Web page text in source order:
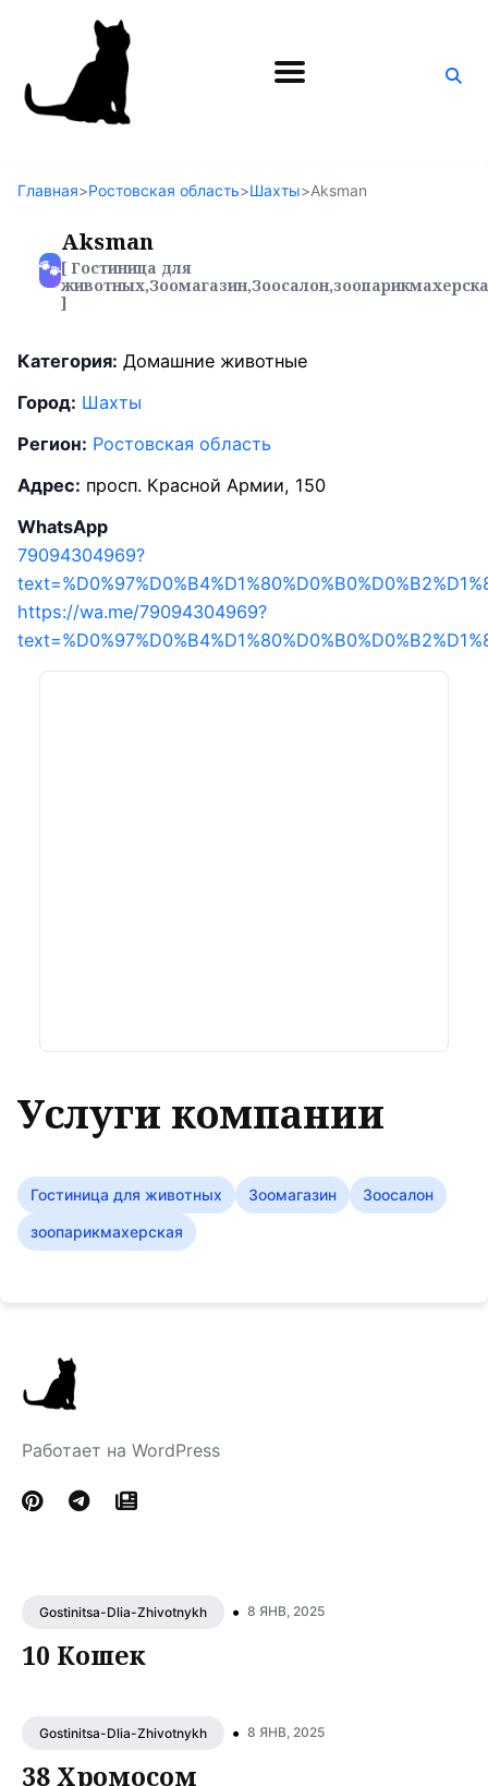
Главная>Ростовская область>Шахты>Aksman
🐾
Aksman
[ Гостиница для
]
Категория: Домашние животные
Город: Шахты
Регион: Ростовская область
Адрес: просп. Красной Армии, 150
WhatsApp
79094304969?
https://wa.me/79094304969?
Услуги компании
Гостиница для животных Зоомагазин
Зоосалон
зоопарикмахерская
Работает на WordPress
Gostinitsa-Dlia-Zhivotnykh • 8 ЯНВ, 2025
10 Кошек
Gostinitsa-Dlia-Zhivotnykh • 8 ЯНВ, 2025
38 Хромосом